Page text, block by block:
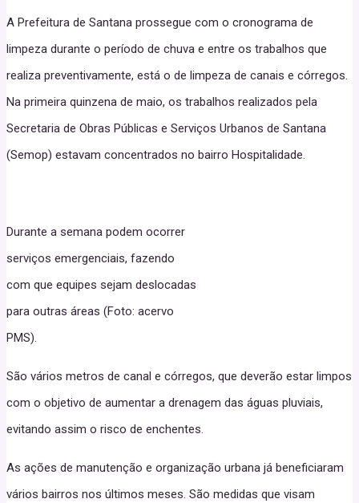
A Prefeitura de Santana prossegue com o cronograma de
limpeza durante o período de chuva e entre os trabalhos que
realiza preventivamente, está o de limpeza de canais e córregos.
Na primeira quinzena de maio, os trabalhos realizados pela
Secretaria de Obras Públicas e Serviços Urbanos de Santana
(Semop) estavam concentrados no bairro Hospitalidade.
Durante a semana podem ocorrer
serviços emergenciais, fazendo
com que equipes sejam deslocadas
para outras áreas (Foto: acervo
PMS).
São vários metros de canal e córregos, que deverão estar limpos
com o objetivo de aumentar a drenagem das águas pluviais,
evitando assim o risco de enchentes.
As ações de manutenção e organização urbana já beneficiaram
vários bairros nos últimos meses. São medidas que visam